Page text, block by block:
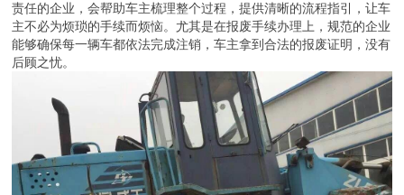
责任的企业，会帮助车主梳理整个过程，提供清晰的流程指引，让车
主不必为烦琐的手续而烦恼。尤其是在报废手续办理上，规范的企业
能够确保每一辆车都依法完成注销，车主拿到合法的报废证明，没有
后顾之忧。